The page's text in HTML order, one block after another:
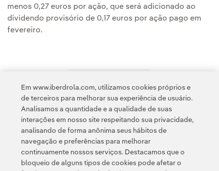
menos 0,27 euros por ação, que será adicionado ao
dividendo provisório de 0,17 euros por ação pago em
fevereiro.
Acesso a informação legal
Contato Clientes Política de Privacidade Informação legal
Em www.iberdrola.com, utilizamos cookies próprios e
de terceiros para melhorar sua experiência de usuário.
Analisamos a quantidade e a qualidade de suas
interações em nosso site respeitando sua privacidade,
analisando de forma anônima seus hábitos de
navegação e preferências para melhorar
continuamente nossos serviços. Destacamos que o
bloqueio de alguns tipos de cookies pode afetar o